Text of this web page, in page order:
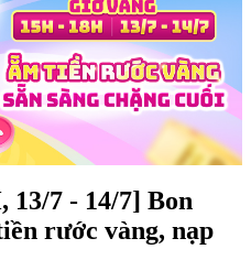
13/7 - 14/7] Bon
rước vàng, nạp